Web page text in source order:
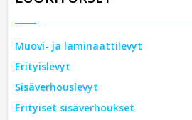
Muovi- ja laminaattilevyt
Erityislevyt
Sisäverhouslevyt
Erityiset sisäverhoukset